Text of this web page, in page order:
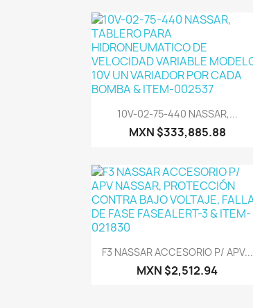
Vista rápida
10V-02-75-440 NASSAR,...
MXN $333,885.88
 Vista rápida
F3 NASSAR ACCESORIO P/ APV...
MXN $2,512.94